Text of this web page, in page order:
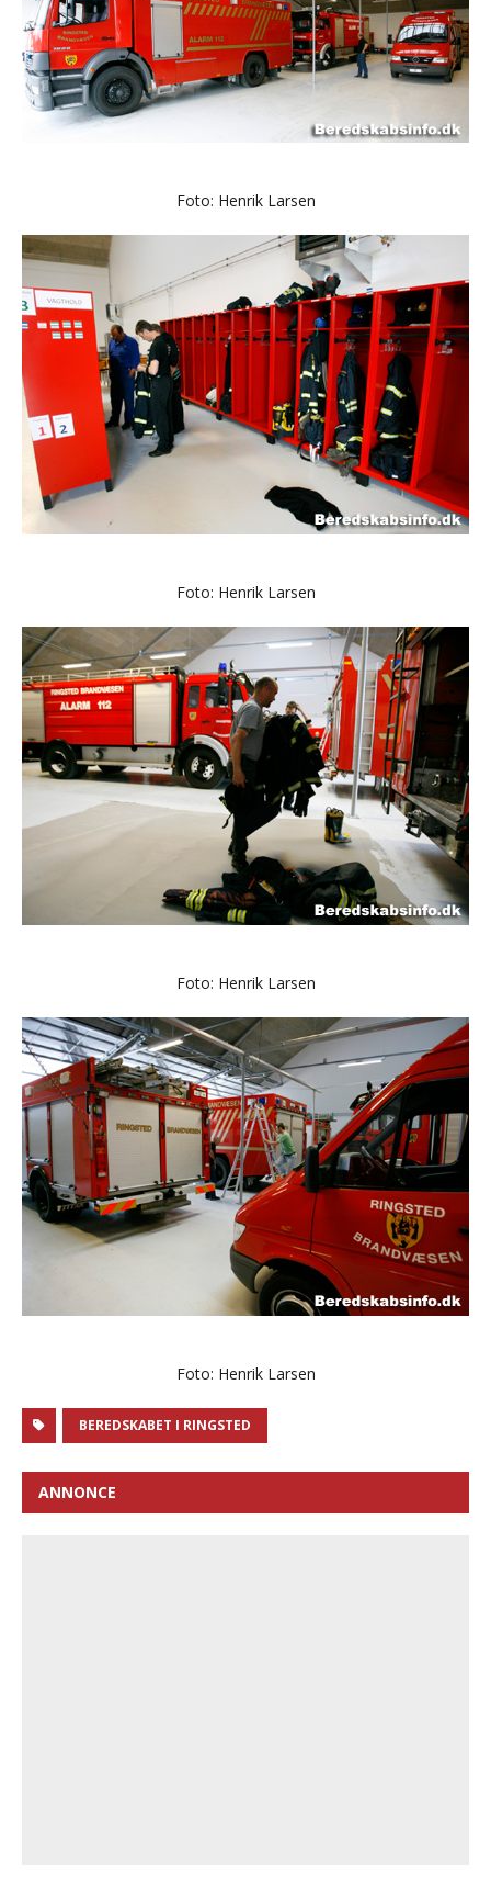
Foto: Henrik Larsen
Foto: Henrik Larsen
Foto: Henrik Larsen
Foto: Henrik Larsen
BEREDSKABET I RINGSTED
ANNONCE